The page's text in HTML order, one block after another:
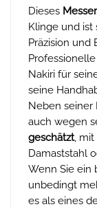
Dieses Messer
Klinge und ist
Präzision und
Nakiri für
seine
Neben seiner
auch wegen
geschätzt, mit
Damaststahl
Wenn Sie ein
unbedingt
es als eines